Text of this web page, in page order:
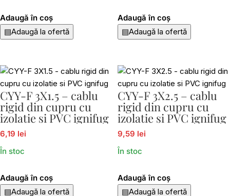
Adaugă în coș
▤Adaugă la ofertă
Adaugă în coș
▤Adaugă la ofertă
CYY-F 3X1.5 – cablu
rigid din cupru cu
izolatie si PVC ignifug
6,19 lei
În stoc
Adaugă în coș
▤Adaugă la ofertă
CYY-F 3X2.5 – cablu
rigid din cupru cu
izolatie si PVC ignifug
9,59 lei
În stoc
Adaugă în coș
▤Adaugă la ofertă